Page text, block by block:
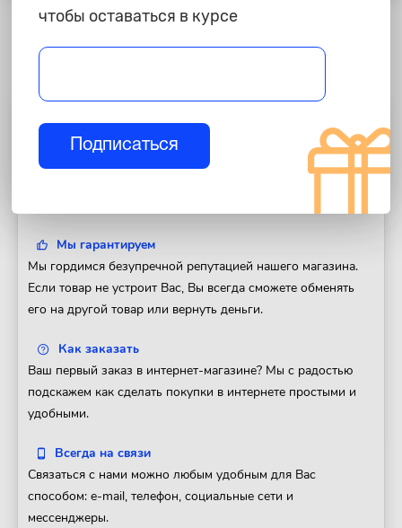
Полезная информация
Мы гарантируем
Мы гордимся безупречной репутацией нашего магазина.
Если товар не устроит Вас, Вы всегда сможете обменять
его на другой товар или вернуть деньги.
Как заказать
Ваш первый заказ в интернет-магазине? Мы с радостью
подскажем как сделать покупки в интернете простыми и
удобными.
Всегда на связи
Связаться с нами можно любым удобным для Вас
способом: e-mail, телефон, социальные сети и
мессенджеры.
чтобы оставаться в курсе
Подписаться